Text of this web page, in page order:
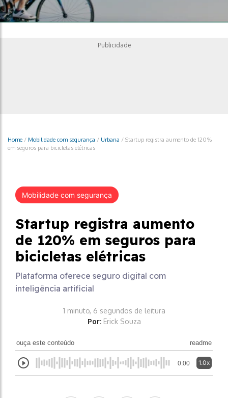
Publicidade
Home / Mobilidade com segurança / Urbana / Startup registra aumento de 120%
em seguros para bicicletas elétricas
Mobilidade com segurança
Startup registra aumento
de 120% em seguros para
bicicletas elétricas
Plataforma oferece seguro digital com
inteligência artificial
1 minuto, 6 segundos de leitura
Por: Erick Souza
ouça este conteúdo readme
0:00 1.0x